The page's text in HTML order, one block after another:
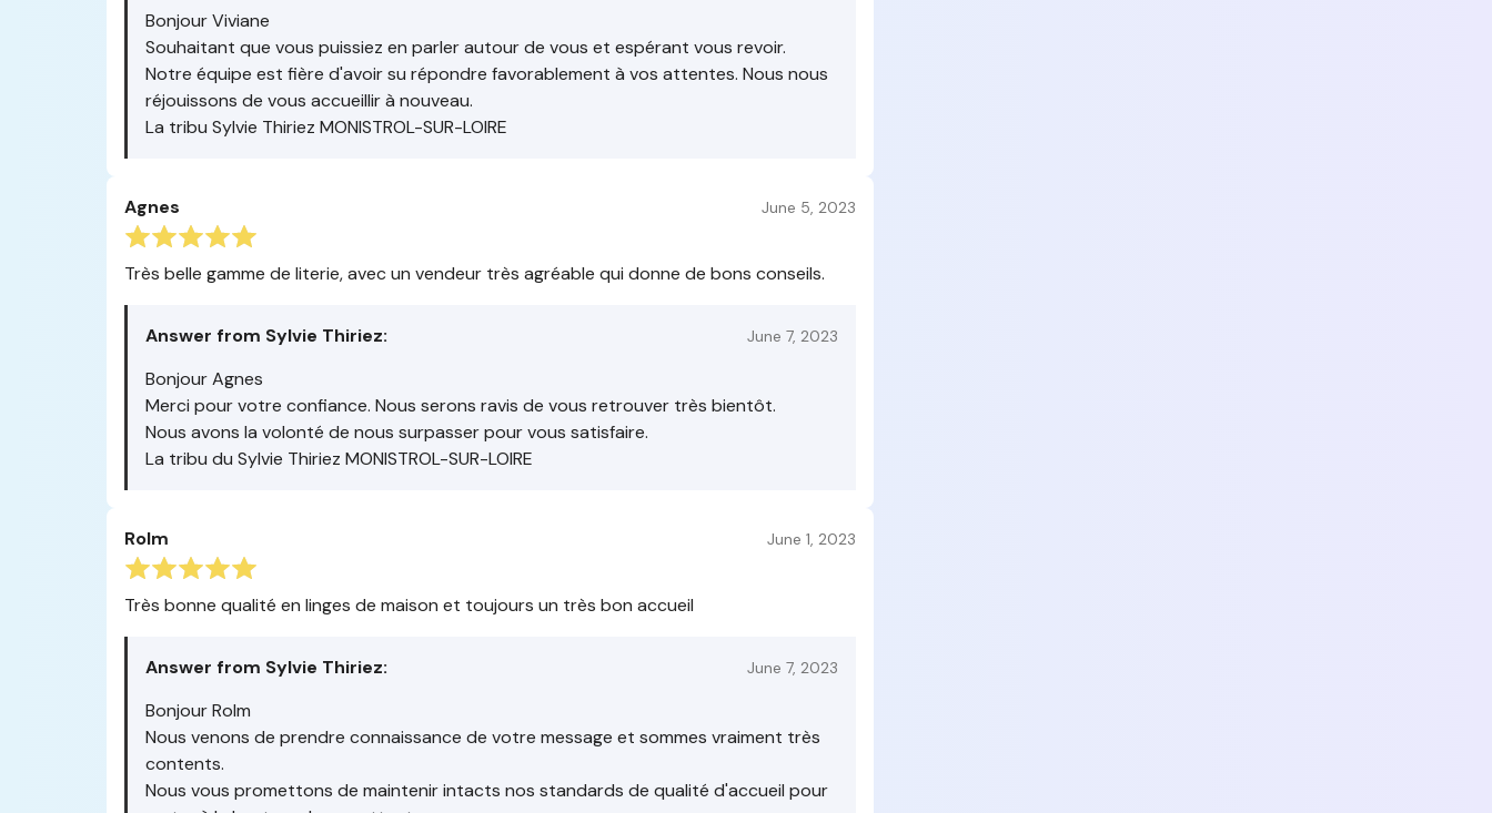
Bonjour Viviane
Souhaitant que vous puissiez en parler autour de vous et espérant vous revoir.
Notre équipe est fière d'avoir su répondre favorablement à vos attentes. Nous nous
réjouissons de vous accueillir à nouveau.
La tribu Sylvie Thiriez MONISTROL-SUR-LOIRE
Agnes June 5, 2023
Très belle gamme de literie, avec un vendeur très agréable qui donne de bons conseils.
Answer from Sylvie Thiriez: June 7, 2023
Bonjour Agnes
Merci pour votre confiance. Nous serons ravis de vous retrouver très bientôt.
Nous avons la volonté de nous surpasser pour vous satisfaire.
La tribu du Sylvie Thiriez MONISTROL-SUR-LOIRE
Rolm June 1, 2023
Très bonne qualité en linges de maison et toujours un très bon accueil
Answer from Sylvie Thiriez: June 7, 2023
Bonjour Rolm
Nous venons de prendre connaissance de votre message et sommes vraiment très
contents.
Nous vous promettons de maintenir intacts nos standards de qualité d'accueil pour